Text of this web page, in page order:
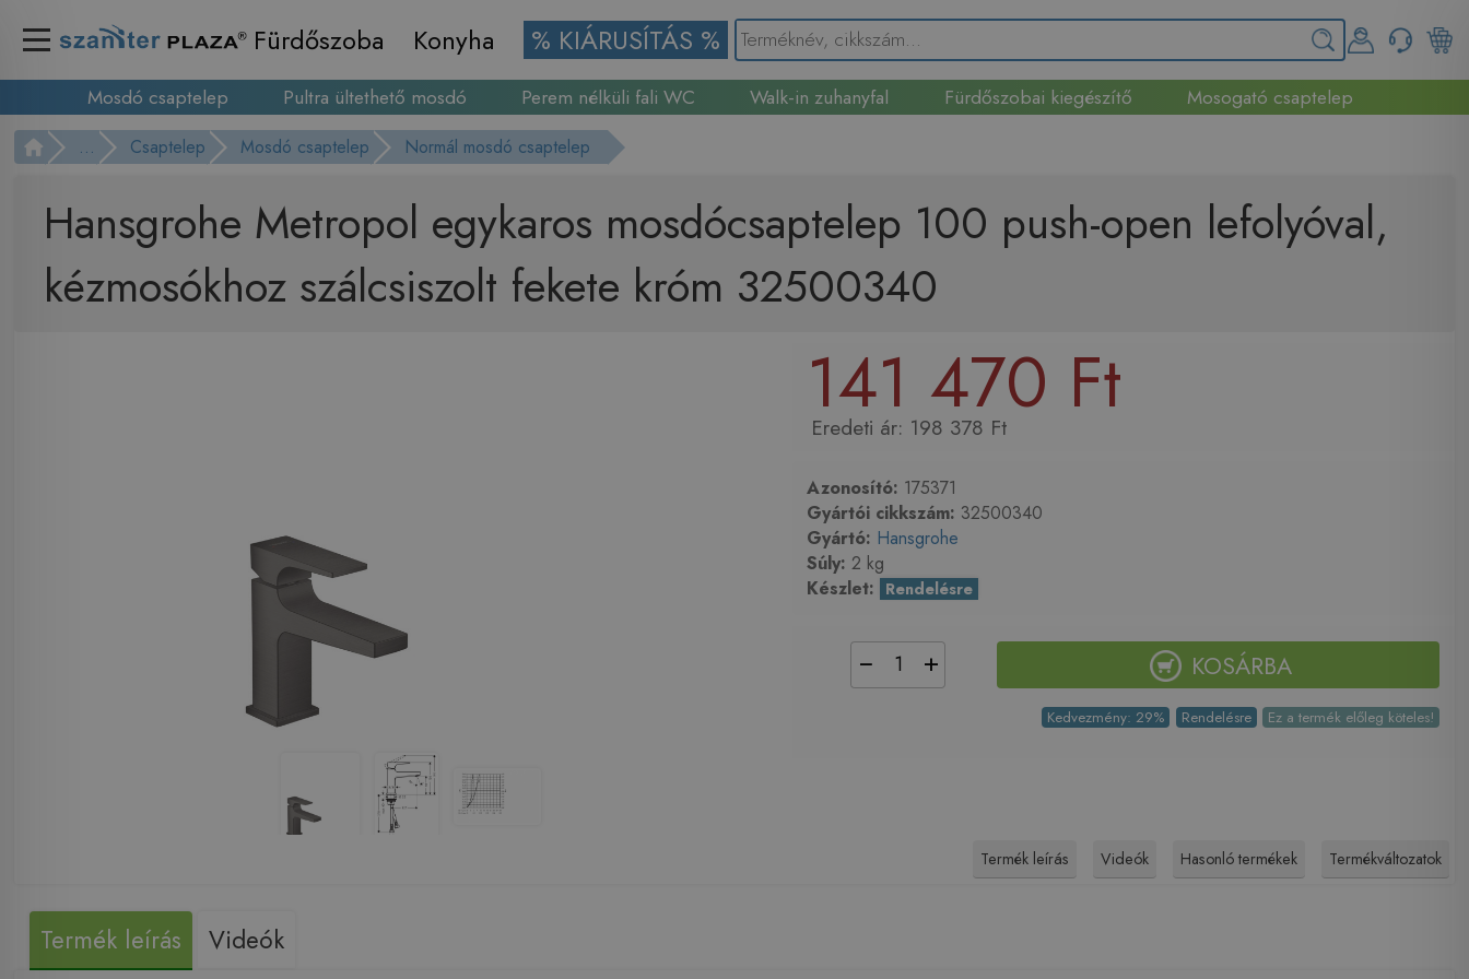
Fürdőszoba Konyha % KIÁRUSÍTÁS %
Mosdó csaptelep Pultra ültethető mosdó Perem nélküli fali WC Walk-in zuhanyfal Fürdőszobai kiegészítő
Mosogató csaptelep
... Csaptelep Mosdó csaptelep Normál mosdó csaptelep
Hansgrohe Metropol egykaros mosdócsaptelep 100 push-open lefolyóval,
kézmosókhoz szálcsiszolt fekete króm 32500340
141 470 Ft
198 378 Ft
Azonosító: 175371
Gyártói cikkszám: 32500340
Gyártó: Hansgrohe
Súly: 2 kg
Készlet: Rendelésre
KOSÁRBA
− +
Kedvezmény: 29% Rendelésre Ez a termék előleg köteles!
Termék leírás Videók Hasonló termékek Termékváltozatok
Termék leírás Videók